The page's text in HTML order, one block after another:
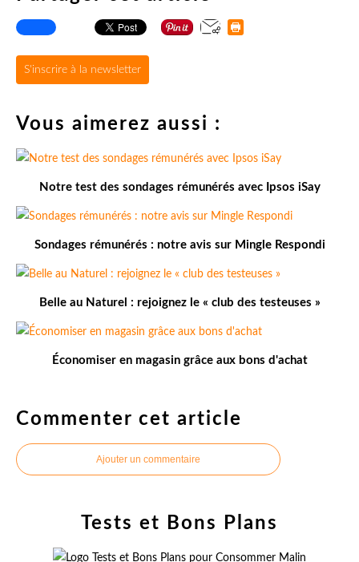
S'inscrire à la newsletter
Vous aimerez aussi :
Notre test des sondages rémunérés avec Ipsos iSay
Sondages rémunérés : notre avis sur Mingle Respondi
Belle au Naturel : rejoignez le « club des testeuses »
Économiser en magasin grâce aux bons d'achat
Commenter cet article
Ajouter un commentaire
Tests et Bons Plans